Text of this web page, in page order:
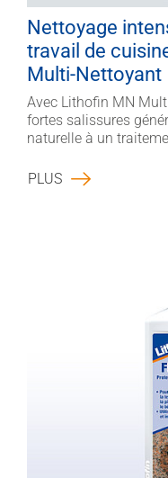
Nettoyage
travail de
Multi-Nettoyant
Avec Lithofin MN
fortes salissures
naturelle à un
PLUS